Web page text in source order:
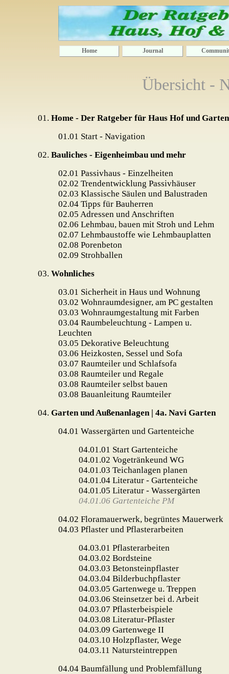
Home Journal
Übersicht -
01. Home - Der Ratgeber für Haus Hof und Garten
01.01 Start - Navigation
02. Bauliches - Eigenheimbau und mehr
02.01 Passivhaus - Einzelheiten
02.02 Trendentwicklung Passivhäuser
02.03 Klassische Säulen und Balustraden
02.04 Tipps für Bauherren
02.05 Adressen und Anschriften
02.06 Lehmbau, bauen mit Stroh und Lehm
02.07 Lehmbaustoffe wie Lehmbauplatten
02.08 Porenbeton
02.09 Strohballen
03. Wohnliches
03.01 Sicherheit in Haus und Wohnung
03.02 Wohnraumdesigner, am PC gestalten
03.03 Wohnraumgestaltung mit Farben
03.04 Raumbeleuchtung - Lampen u.
Leuchten
03.05 Dekorative Beleuchtung
03.06 Heizkosten, Sessel und Sofa
03.07 Raumteiler und Schlafsofa
03.08 Raumteiler und Regale
03.08 Raumteiler selbst bauen
03.08 Bauanleitung Raumteiler
04. Garten und Außenanlagen| 4a. Navi Garten
04.01 Wassergärten und Gartenteiche
04.01.01 Start Gartenteiche
04.01.02 Vogetränkeund WG
04.01.03 Teichanlagen planen
04.01.04 Literatur - Gartenteiche
04.01.05 Literatur - Wassergärten
04.01.06 Gartenteiche PM
04.02 Floramauerwerk, begrüntes Mauerwerk
04.03 Pflaster und Pflasterarbeiten
04.03.01 Pflasterarbeiten
04.03.02 Bordsteine
04.03.03 Betonsteinpflaster
04.03.04 Bilderbuchpflaster
04.03.05 Gartenwege u. Treppen
04.03.06 Steinsetzer bei d. Arbeit
04.03.07 Pflasterbeispiele
04.03.08 Literatur-Pflaster
04.03.09 Gartenwege II
04.03.10 Holzpflaster, Wege
04.03.11 Natursteintreppen
04.04 Baumfällung und Problemfällung